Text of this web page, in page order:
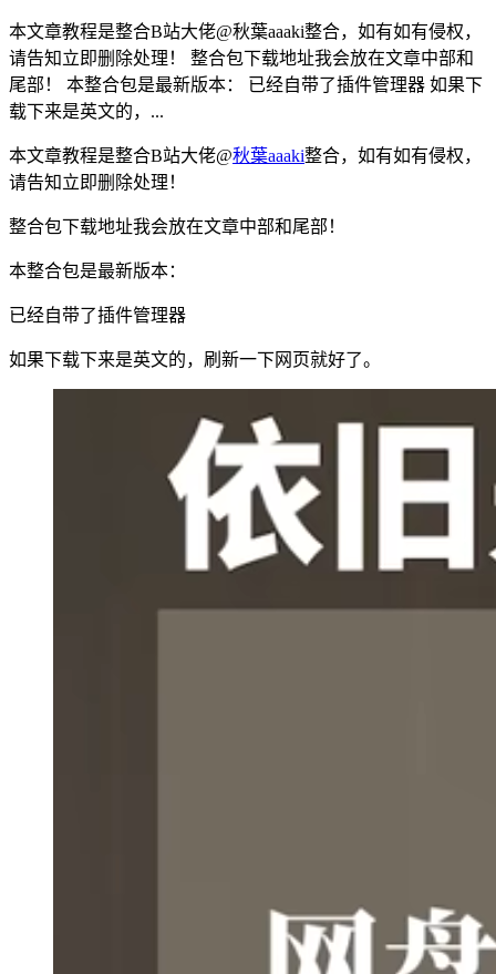
本文章教程是整合B站大佬@秋葉aaaki整合，如有如有侵权，
请告知立即删除处理！ 整合包下载地址我会放在文章中部和
尾部！ 本整合包是最新版本： 已经自带了插件管理器 如果下
载下来是英文的，...
本文章教程是整合B站大佬@秋葉aaaki整合，如有如有侵权，
请告知立即删除处理！
整合包下载地址我会放在文章中部和尾部！
本整合包是最新版本：
已经自带了插件管理器
如果下载下来是英文的，刷新一下网页就好了。